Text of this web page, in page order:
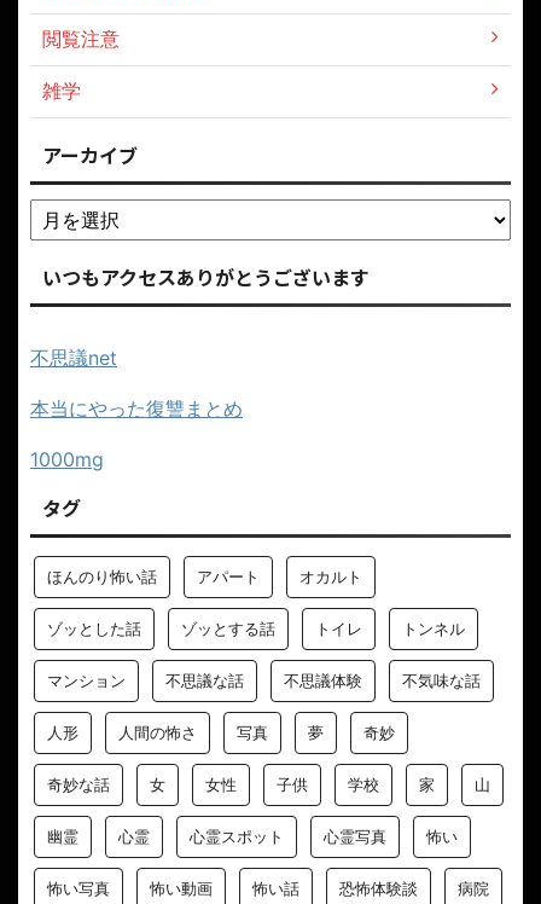
閲覧注意
雑学
アーカイブ
いつもアクセスありがとうございます
不思議net
本当にやった復讐まとめ
1000mg
タグ
ほんのり怖い話 アパート オカルト
ゾッとした話 ゾッとする話 トイレ トンネル
マンション 不思議な話 不思議体験 不気味な話
人形 人間の怖さ 写真 夢 奇妙
奇妙な話 女 女性 子供 学校 家 山
幽霊 心霊 心霊スポット 心霊写真 怖い
怖い写真 怖い動画 怖い話 恐怖体験談 病院